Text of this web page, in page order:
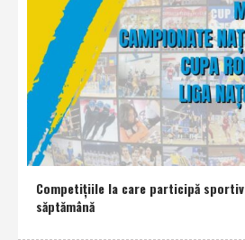
Competiţiile la care participă
săptămână